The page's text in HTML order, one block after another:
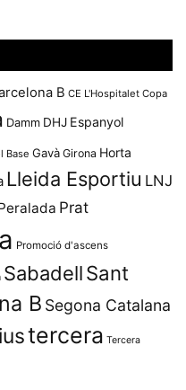
B CE L'Hospitalet Copa
Damm DHJ Espanyol
Base Gavà Girona Horta
Lleida Esportiu LNJ
Prat
Promoció d'ascens
SabadellSant
B Segona Catalana
tercera Tercera